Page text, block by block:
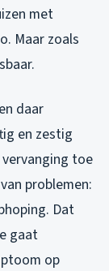
met
Maar zoals
daar
en zestig
toe
problemen:
Dat
gaat
op